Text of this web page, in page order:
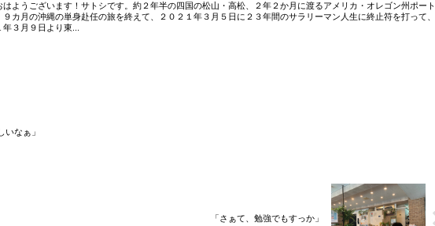
はようございます！サトシです。約２年半の四国の松山・高松、２年２か月に渡るアメリカ・オレゴン州ポート
９カ月の沖縄の単身赴任の旅を終えて、２０２１年３月５日に２３年間のサラリーマン人生に終止符を打って、
年３月９日より東...
いなぁ」
「さぁて、勉強でもすっか」